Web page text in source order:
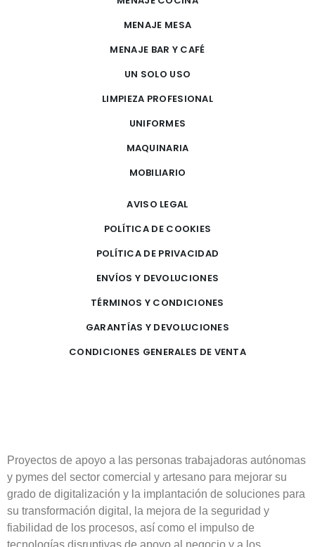
MENAJE MESA
MENAJE BAR Y CAFÉ
UN SOLO USO
LIMPIEZA PROFESIONAL
UNIFORMES
MAQUINARIA
MOBILIARIO
AVISO LEGAL
POLÍTICA DE COOKIES
POLÍTICA DE PRIVACIDAD
ENVÍOS Y DEVOLUCIONES
TÉRMINOS Y CONDICIONES
GARANTÍAS Y DEVOLUCIONES
CONDICIONES GENERALES DE VENTA
Proyectos de apoyo a las personas trabajadoras autónomas
y pymes del sector comercial y artesano para mejorar su
grado de digitalización y la implantación de soluciones para
su transformación digital, la mejora de la seguridad y
fiabilidad de los procesos, así como el impulso de
tecnologías disruptivas de apoyo al negocio y a los